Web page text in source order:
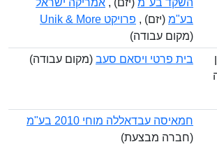
השקד בע"מ(יזם) ,אמריקה ישראל
בע"מ(יזם) ,פרויקט Unik & More
(מקום עבודה)
בית פרטי ויסאם סעב (מקום עבודה)
חמאיסה עבדאללה מוחי 2010 בע"מ
(חברה מבצעת)